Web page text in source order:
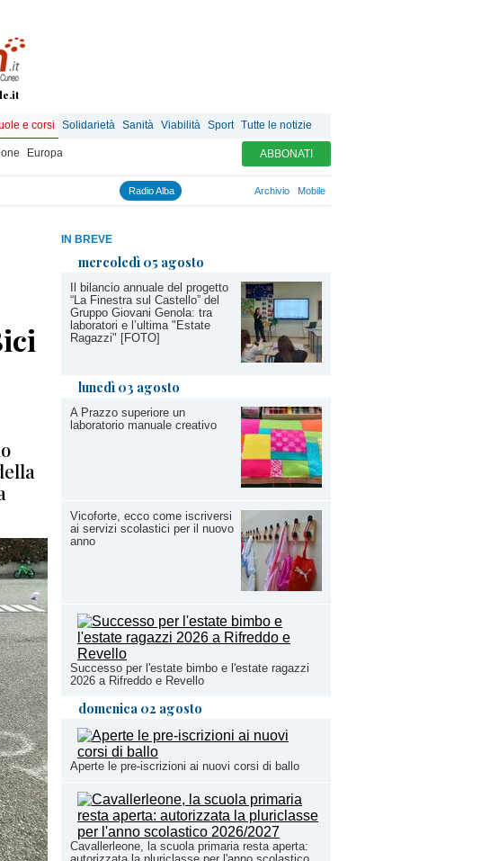
e corsi Solidarietà Sanità Viabilità Sport Tutte le notizie
Europa ABBONATI
Radio Alba Archivio Mobile
IN BREVE
mercoledì 05 agosto
Il bilancio annuale del progetto
“La Finestra sul Castello” del
Gruppo Giovani Genola: tra
laboratori e l’ultima "Estate
Ragazzi" [FOTO]
lunedì 03 agosto
A Prazzo superiore un
laboratorio manuale creativo
Vicoforte, ecco come iscriversi
ai servizi scolastici per il nuovo
anno
Successo per l'estate bimbo e l'estate ragazzi
2026 a Rifreddo e Revello
domenica 02 agosto
Aperte le pre-iscrizioni ai nuovi corsi di ballo
Cavallerleone, la scuola primaria resta aperta: